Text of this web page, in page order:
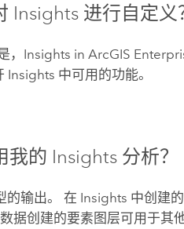
Insights 进行自定义
， Insights in ArcGIS
Insights 中可用的功能。
我的 Insights 分析？
的输出。 在 Insights 中创建
据创建的要素图层可用于其